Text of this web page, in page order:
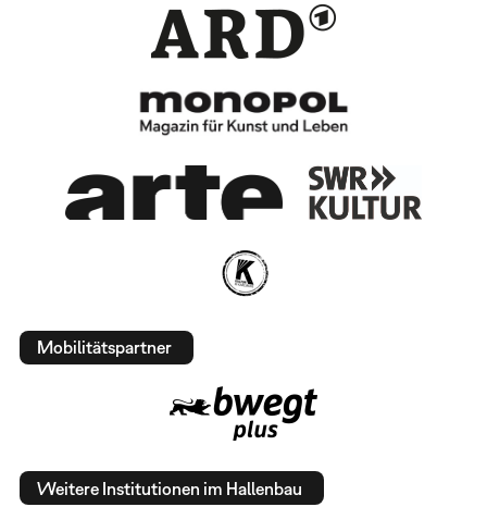
Mobilitätspartner
Weitere Institutionen im Hallenbau